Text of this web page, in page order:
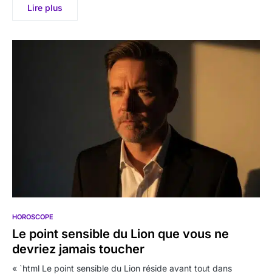
Lire plus
HOROSCOPE
Le point sensible du Lion que vous ne
devriez jamais toucher
« `html Le point sensible du Lion réside avant tout dans